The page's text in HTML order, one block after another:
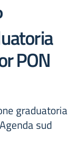
PON
graduatoria
sud